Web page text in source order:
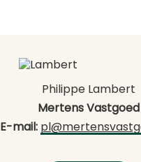
Philippe Lambert
Mertens Vastgoed
E-mail: